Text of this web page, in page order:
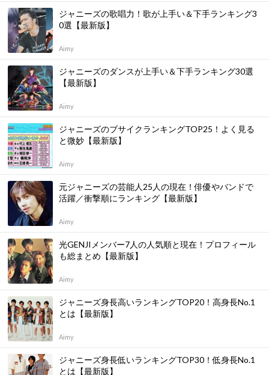
ジャニーズの歌唱力！歌が上手い＆下手ランキング3
0選【最新版】
Aimy
ジャニーズのダンスが上手い＆下手ランキング30選
【最新版】
Aimy
ジャニーズのブサイクランキングTOP25！よく見る
と微妙【最新版】
Aimy
元ジャニーズの芸能人25人の現在！俳優やバンドで
活躍／衝撃順にランキング【最新版】
Aimy
光GENJIメンバー7人の人気順と現在！プロフィール
も総まとめ【最新版】
Aimy
ジャニーズ身長高いランキングTOP20！高身長No.1
とは【最新版】
Aimy
ジャニーズ身長低いランキングTOP30！低身長No.1
とは【最新版】